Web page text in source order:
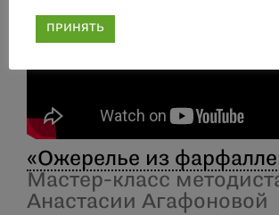
«Ожерелье из
Мастер-класс
Анастасии Агафоновой
ПРИНЯТЬ